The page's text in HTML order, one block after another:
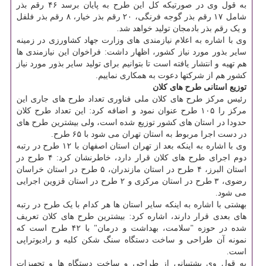
به قول وی در صورتیکه کل این طرح به پایان برسد ۴۶ رقم بذر
شامل ۱۷ رقم بذر گوجه فرنگی، ۲۰ رقم بذر خیار، ۸ رقم بذر فلفل
و یک رقم بذر بادمجان تولید خواهد شد.
وی با اشاره به اعلام نیازمندی های وزارت جهاد کشاورزی در زمینه
سایر بذور مورد نیاز کشور، اظهار داشت: فراخوان این نیازمندی ها
هم تهیه و انتشار یافته است تا بتوانیم برای تولید سایر بذور مورد نیاز
کشور هم از شرکتها دعوت به همکاری نماییم.
توزیع استانی طرح های کلان
رئیس مرکز طرح های کلان ملی فناوری تعداد طرح های جاری این
مرکز را ۱۰۵ طرح عنوان نمود و اضافه کرد: این تعداد طرح کلان
حدودا در استان های کشور توزیع شده است، ولی بیشترین طرح های
در دست اجرا مربوط به استان تهران می شود با ۶۵ طرح.
وی با اشاره به اینکه بعد از تهران استان اصفهان با ۱۲ طرح در رتبه
دوم اجرای طرح های کلان قرار دارد، خاطرنشان کرد: ۴ طرح در
استان البرز، ۴ طرح در استان مازندران، ۵ طرح در استان خراسان
رضوی، ۳ طرح در استان مرکزی و ۲ طرح در استان قزوین اجرایی
می شود.
بهشتی با اشاره به اینکه سایر استان ها هر کدام با یک طرح در رتبه
های بعدی قرار دارند، اشاره کرد: بیشترین طرح های کلان تعریف
شده در حوزه "سلامت، بهداشت و درمان" با ۴۲ طرح است که
نمونه آن طراحی و ساخت دستگاه سنگ شکن کلیه و رادیوتراپی
است.
به قول وی پشتیبانی از طراحی و ساخت دستگاه ها و تجهیزات